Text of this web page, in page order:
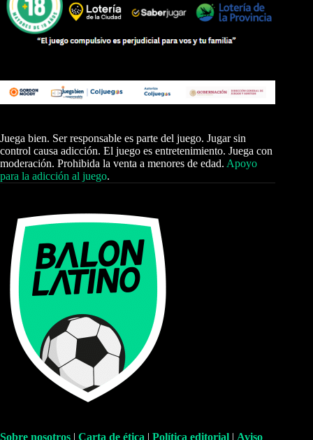
Juega bien. Ser responsable es parte del juego. Jugar sin
control causa adicción. El juego es entretenimiento. Juega con
moderación. Prohibida la venta a menores de edad. Apoyo
para la adicción al juego.
Sobre nosotros | Carta de ética | Política editorial | Aviso